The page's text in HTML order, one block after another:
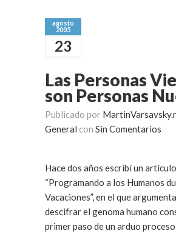
agosto
2005
23
Las Personas
son Personas
Publicado por
General con Sin Comentarios
Hace dos años escribí un
“Programando a los Humanos
Vacaciones”, en el que
descifrar el genoma humano
primer paso de un arduo